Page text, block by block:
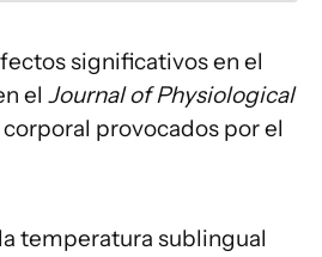
significativos en el
el Journal of Physiological
provocados por el
temperatura sublingual